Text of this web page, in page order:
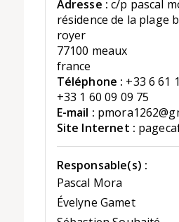
Adresse : c/p pascal
résidence de la plage
royer
77100 meaux
france
Téléphone : +33 6 61
+33 1 60 09 09 75
E-mail :
Site Internet :
Responsable(s) :
Pascal Mora
Évelyne Gamet